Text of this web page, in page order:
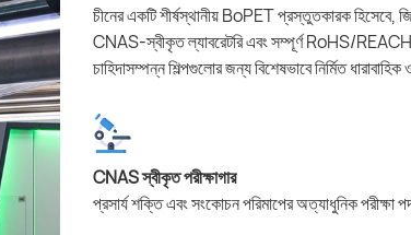
চীনের একটি শীর্ষস্থানীয় BoPET প্রস্তুতকারক হিসেবে,
CNAS-স্বীকৃত ল্যাবরেটরি এবং সম্পূর্ণ RoHS/REACH
চাহিদাসম্পন্ন শিল্পগুলোর জন্য বিশেষভাবে নির্মিত
CNAS স্বীকৃত পরীক্ষাগার
প্রসার্য শক্তি এবং সংকোচন পরিমাপের অত্যাধুনিক পরীক্ষা